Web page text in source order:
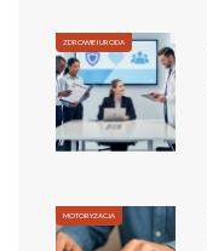
ZDROWIE I URODA
MOTORYZACJA